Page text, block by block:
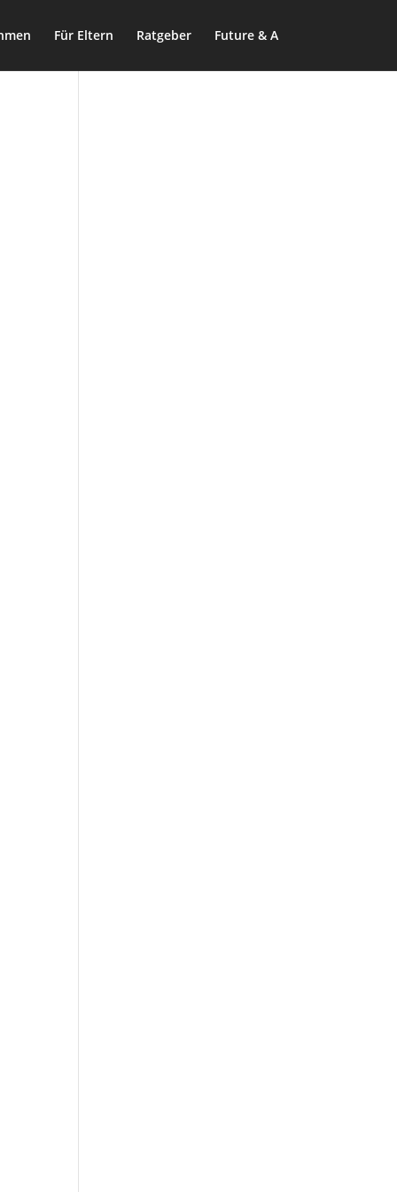
Für Eltern Ratgeber Future & A